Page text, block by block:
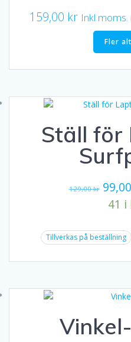
159,00 kr Inkl moms.
Fler
Ställ för
129,00kr Det
var:
99,00
41 i
Tillverkas på beställning